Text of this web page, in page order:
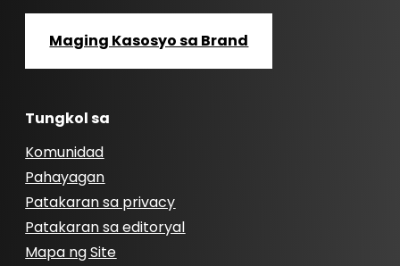
Maging Kasosyo sa Brand
Tungkol sa
Komunidad
Pahayagan
Patakaran sa privacy
Patakaran sa editoryal
Mapa ng Site